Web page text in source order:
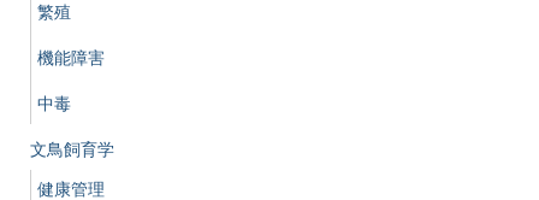
繁殖
機能障害
中毒
文鳥飼育学
健康管理